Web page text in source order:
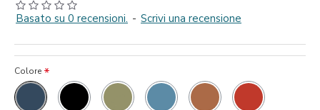
Basato su 0 recensioni. - Scrivi una recensione
Colore